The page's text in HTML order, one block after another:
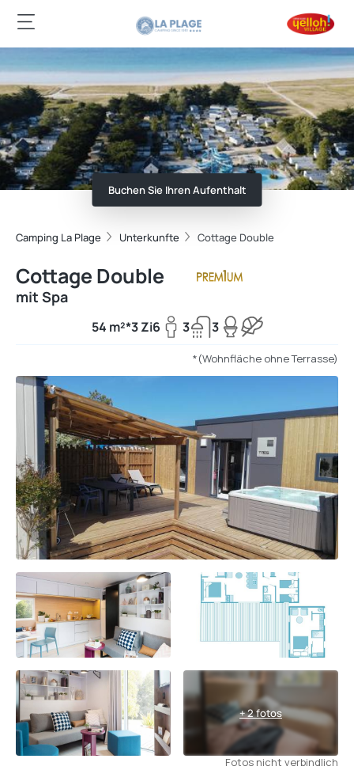
Buchen Sie Ihren Aufenthalt
Camping La Plage Unterkunfte Cottage Double
Cottage Double
mit Spa
54 m²*3 Zi6 3 3
*(Wohnfläche ohne Terrasse)
+ 2 fotos
Fotos nicht verbindlich